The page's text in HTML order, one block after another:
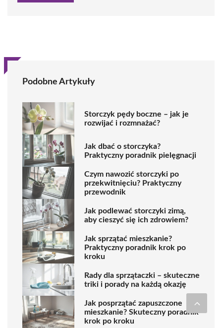
Podobne Artykuły
Storczyk pędy boczne – jak je
rozwijać i rozmnażać?
Jak dbać o storczyka?
Praktyczny poradnik pielęgnacji
Czym nawozić storczyki po
przekwitnięciu? Praktyczny
przewodnik
Jak podlewać storczyki zimą,
aby cieszyć się ich zdrowiem?
Jak sprzątać mieszkanie?
Praktyczny poradnik krok po
kroku
Rady dla sprzątaczki – skuteczne
triki i porady na każdą okazję
Jak posprzątać zapuszczone
mieszkanie? Skuteczny poradnik
krok po kroku